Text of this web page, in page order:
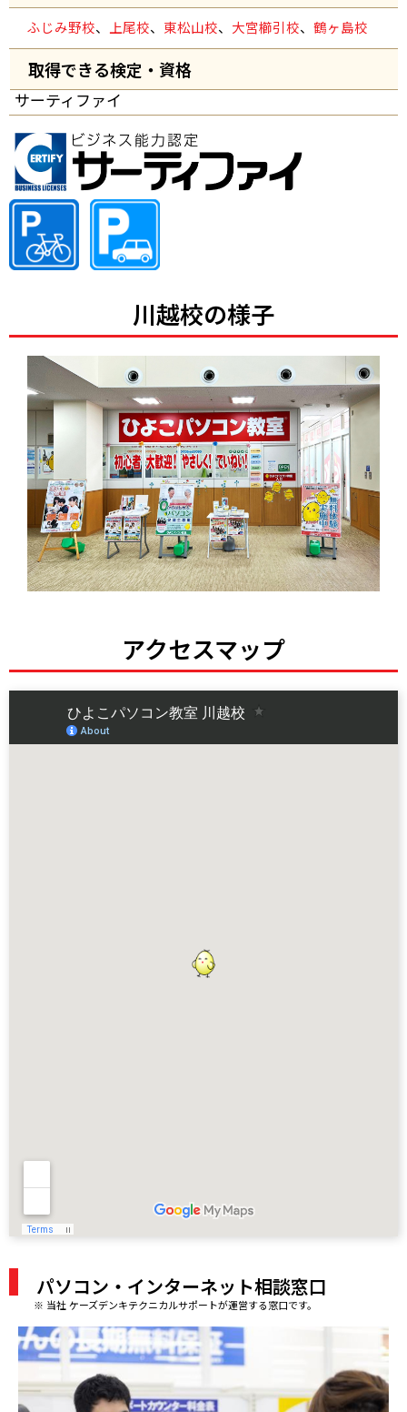
ふじみ野校、 上尾校、 東松山校、 大宮櫛引校、 鶴ヶ島校
取得できる検定・資格
サーティファイ
川越校の様子
アクセスマップ
パソコン・インターネット相談窓口
※ 当社 ケーズデンキテクニカルサポートが運営する窓口です。